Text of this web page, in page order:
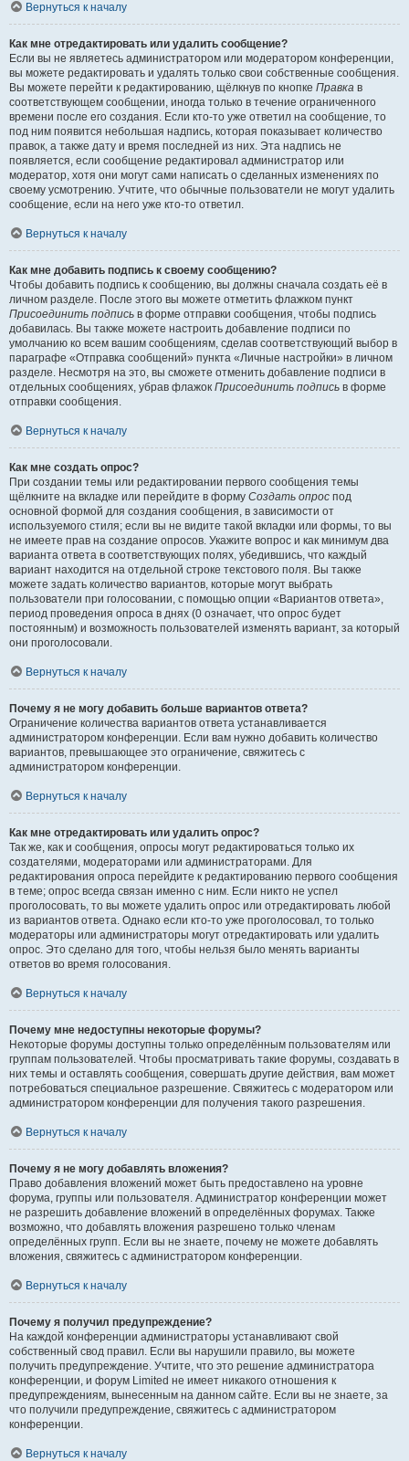
Вернуться к началу
Как мне отредактировать или удалить сообщение?
Если вы не являетесь администратором или модератором конференции,
вы можете редактировать и удалять только свои собственные сообщения.
Вы можете перейти к редактированию, щёлкнув по кнопке Правка в
соответствующем сообщении, иногда только в течение ограниченного
времени после его создания. Если кто-то уже ответил на сообщение, то
под ним появится небольшая надпись, которая показывает количество
правок, а также дату и время последней из них. Эта надпись не
появляется, если сообщение редактировал администратор или
модератор, хотя они могут сами написать о сделанных изменениях по
своему усмотрению. Учтите, что обычные пользователи не могут удалить
сообщение, если на него уже кто-то ответил.
Вернуться к началу
Как мне добавить подпись к своему сообщению?
Чтобы добавить подпись к сообщению, вы должны сначала создать её в
личном разделе. После этого вы можете отметить флажком пункт
Присоединить подпись в форме отправки сообщения, чтобы подпись
добавилась. Вы также можете настроить добавление подписи по
умолчанию ко всем вашим сообщениям, сделав соответствующий выбор в
параграфе «Отправка сообщений» пункта «Личные настройки» в личном
разделе. Несмотря на это, вы сможете отменить добавление подписи в
отдельных сообщениях, убрав флажок Присоединить подпись в форме
отправки сообщения.
Вернуться к началу
Как мне создать опрос?
При создании темы или редактировании первого сообщения темы
щёлкните на вкладке или перейдите в форму Создать опрос под
основной формой для создания сообщения, в зависимости от
используемого стиля; если вы не видите такой вкладки или формы, то вы
не имеете прав на создание опросов. Укажите вопрос и как минимум два
варианта ответа в соответствующих полях, убедившись, что каждый
вариант находится на отдельной строке текстового поля. Вы также
можете задать количество вариантов, которые могут выбрать
пользователи при голосовании, с помощью опции «Вариантов ответа»,
период проведения опроса в днях (0 означает, что опрос будет
постоянным) и возможность пользователей изменять вариант, за который
они проголосовали.
Вернуться к началу
Почему я не могу добавить больше вариантов ответа?
Ограничение количества вариантов ответа устанавливается
администратором конференции. Если вам нужно добавить количество
вариантов, превышающее это ограничение, свяжитесь с
администратором конференции.
Вернуться к началу
Как мне отредактировать или удалить опрос?
Так же, как и сообщения, опросы могут редактироваться только их
создателями, модераторами или администраторами. Для
редактирования опроса перейдите к редактированию первого сообщения
в теме; опрос всегда связан именно с ним. Если никто не успел
проголосовать, то вы можете удалить опрос или отредактировать любой
из вариантов ответа. Однако если кто-то уже проголосовал, то только
модераторы или администраторы могут отредактировать или удалить
опрос. Это сделано для того, чтобы нельзя было менять варианты
ответов во время голосования.
Вернуться к началу
Почему мне недоступны некоторые форумы?
Некоторые форумы доступны только определённым пользователям или
группам пользователей. Чтобы просматривать такие форумы, создавать в
них темы и оставлять сообщения, совершать другие действия, вам может
потребоваться специальное разрешение. Свяжитесь с модератором или
администратором конференции для получения такого разрешения.
Вернуться к началу
Почему я не могу добавлять вложения?
Право добавления вложений может быть предоставлено на уровне
форума, группы или пользователя. Администратор конференции может
не разрешить добавление вложений в определённых форумах. Также
возможно, что добавлять вложения разрешено только членам
определённых групп. Если вы не знаете, почему не можете добавлять
вложения, свяжитесь с администратором конференции.
Вернуться к началу
Почему я получил предупреждение?
На каждой конференции администраторы устанавливают свой
собственный свод правил. Если вы нарушили правило, вы можете
получить предупреждение. Учтите, что это решение администратора
конференции, и форум Limited не имеет никакого отношения к
предупреждениям, вынесенным на данном сайте. Если вы не знаете, за
что получили предупреждение, свяжитесь с администратором
конференции.
Вернуться к началу